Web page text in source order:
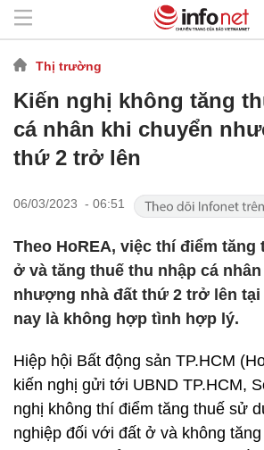
Thị trường
Kiến nghị không tăng
cá nhân khi chuyển
thứ 2 trở lên
06/03/2023 - 06:51
Theo HoREA, việc thí điểm
ở và tăng thuế thu nhập cá
nhượng nhà đất thứ 2 trở lên tại
nay là không hợp tình hợp lý.
Hiệp hội Bất động sản TP.HCM
kiến nghị gửi tới UBND TP.HCM,
nghị không thí điểm tăng thuế sử
nghiệp đối với đất ở và không